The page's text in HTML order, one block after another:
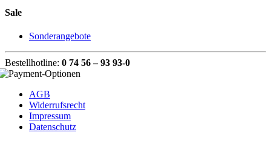
Sale
Sonderangebote
Bestellhotline: 0 74 56 – 93 93-0
AGB
Widerrufsrecht
Impressum
Datenschutz